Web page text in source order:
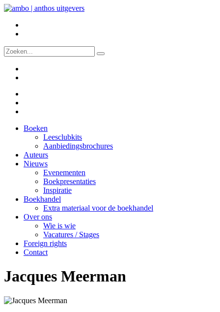
Boeken
Leesclubkits
Aanbiedingsbrochures
Auteurs
Nieuws
Evenementen
Boekpresentaties
Inspiratie
Boekhandel
Extra materiaal voor de boekhandel
Over ons
Wie is wie
Vacatures / Stages
Foreign rights
Contact
Jacques Meerman